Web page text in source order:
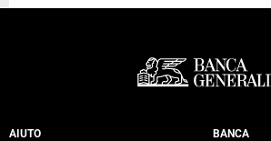
AIUTO
BANCA